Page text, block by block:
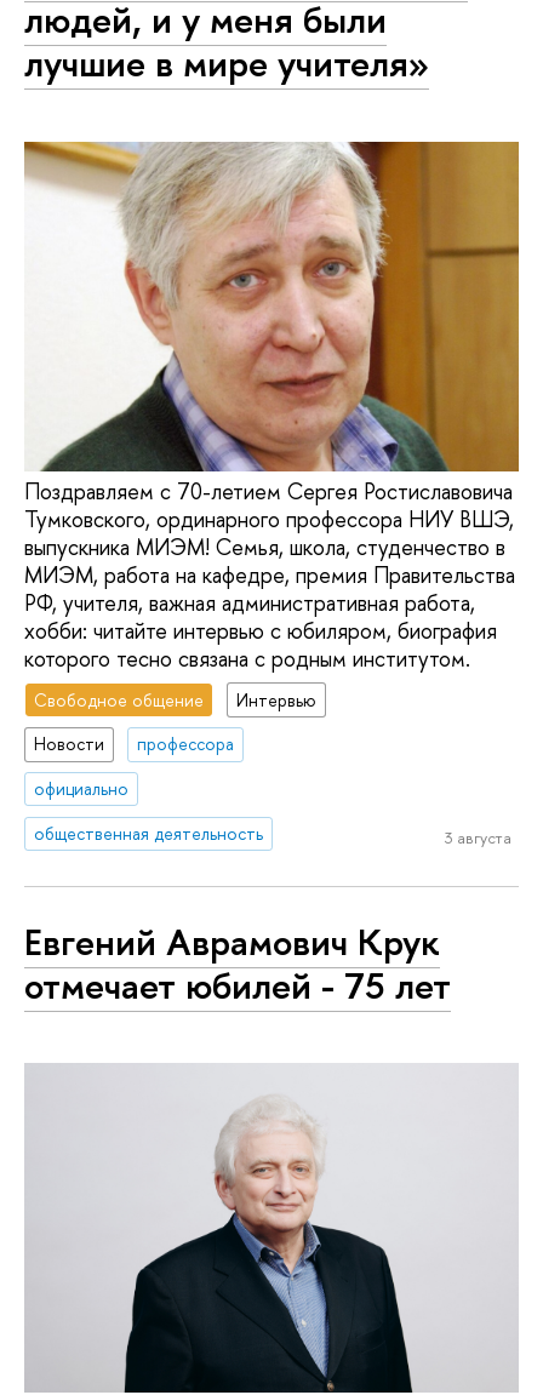
людей, и у меня были
лучшие в мире учителя»
Поздравляем с 70-летием Сергея Ростиславовича
Тумковского, ординарного профессора НИУ ВШЭ,
выпускника МИЭМ! Семья, школа, студенчество в
МИЭМ, работа на кафедре, премия Правительства
РФ, учителя, важная административная работа,
хобби: читайте интервью с юбиляром, биография
которого тесно связана с родным институтом.
Свободное общение
Интервью
Новости
профессора
официально
общественная деятельность
3 августа
Евгений Аврамович Крук
отмечает юбилей - 75 лет